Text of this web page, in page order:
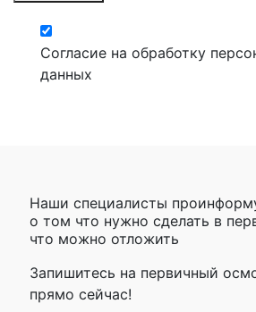
Согласие на обработку
данных
Наши специалисты
о том что нужно сделать в
что можно отложить
Запишитесь на первичный
прямо сейчас!